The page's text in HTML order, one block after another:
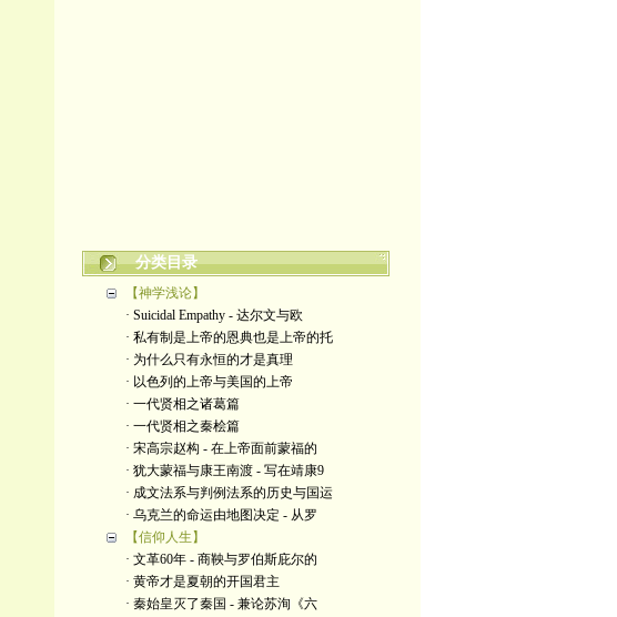
分类目录
【神学浅论】
· Suicidal Empathy - 达尔文与欧
· 私有制是上帝的恩典也是上帝的托
· 为什么只有永恒的才是真理
· 以色列的上帝与美国的上帝
· 一代贤相之诸葛篇
· 一代贤相之秦桧篇
· 宋高宗赵构 - 在上帝面前蒙福的
· 犹大蒙福与康王南渡 - 写在靖康9
· 成文法系与判例法系的历史与国运
· 乌克兰的命运由地图决定 - 从罗
【信仰人生】
· 文革60年 - 商鞅与罗伯斯庇尔的
· 黄帝才是夏朝的开国君主
· 秦始皇灭了秦国 - 兼论苏洵《六